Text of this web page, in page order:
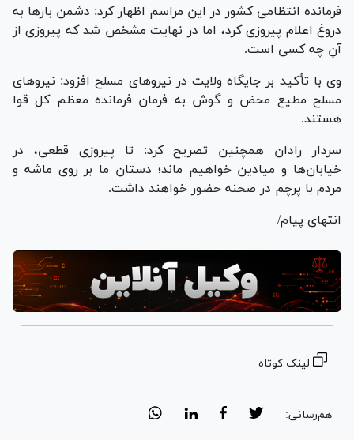
فرمانده انتظامی کشور در این مراسم اظهار کرد: دشمن بار‌ها به
دروغ اعلام پیروزی کرد، اما در نهایت مشخص شد که پیروزی از
آنِ چه کسی است.
وی با تأکید بر جایگاه ولایت در نیرو‌های مسلح افزود: نیرو‌های
مسلح مطیع محض و گوش به فرمان فرمانده معظم کل قوا
هستند.
سردار رادان همچنین تصریح کرد: تا پیروزی قطعی، در
خیابان‌ها و میادین خواهیم ماند؛ دستان ما بر روی ماشه و
مردم با پرچم در صحنه حضور خواهند داشت.
انتهای پیام/
لینک کوتاه
هم‌رسانی: